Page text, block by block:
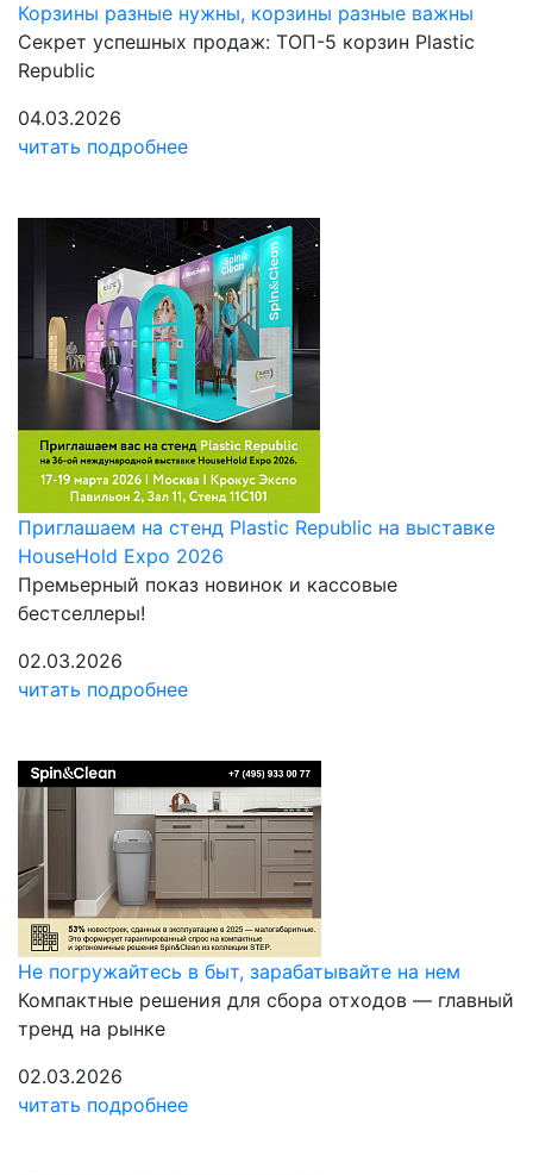
Корзины разные нужны, корзины разные важны
Секрет успешных продаж: ТОП-5 корзин Plastic
Republic
04.03.2026
читать подробнее
Приглашаем на стенд Plastic Republic на выставке
HouseHold Expo 2026
Премьерный показ новинок и кассовые
бестселлеры!
02.03.2026
читать подробнее
Не погружайтесь в быт, зарабатывайте на нем
Компактные решения для сбора отходов — главный
тренд на рынке
02.03.2026
читать подробнее